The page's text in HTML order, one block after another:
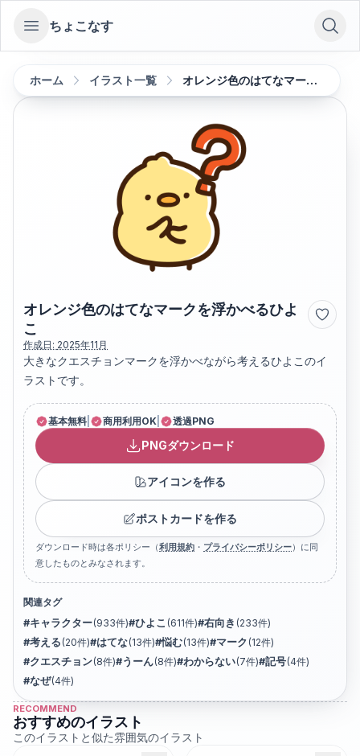
Open sidebar
ちょこなす
ホーム イラスト一覧 オレンジ色のはてなマークを浮かべるひよこ
オレンジ色のはてなマークを浮かべるひよ
こ
作成日: 2025年11月
大きなクエスチョンマークを浮かべながら考えるひよこのイ
ラストです。
基本無料 商用利用OK 透過PNG
PNGダウンロード
アイコンを作る
ポストカードを作る
ダウンロード時は各ポリシー（利用規約 ・ プライバシーポリシー）に同
意したものとみなされます。
関連タグ
#キャラクター(933件)#ひよこ (611件)#右向き (233件)
#考える (20件)#はてな(13件)#悩む(13件)#マーク (12件)
#クエスチョン(8件)#うーん(8件)#わからない(7件)#記号(4件)
#なぜ(4件)
RECOMMEND
おすすめのイラスト
このイラストと似た雰囲気のイラスト